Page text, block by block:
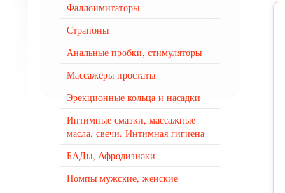
Фаллоимитаторы
Страпоны
Анальные пробки, стимуляторы
Массажеры простаты
Эрекционные кольца и насадки
Интимные смазки, массажные
масла, свечи. Интимная гигиена
БАДы, Афродизиаки
Помпы мужские, женские